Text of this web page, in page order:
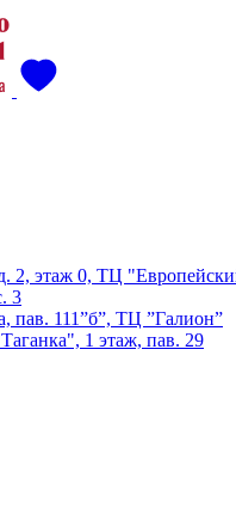
2, этаж 0, ТЦ
3
пав. 111”б”, ТЦ ”Галион”
1 этаж, пав. 29